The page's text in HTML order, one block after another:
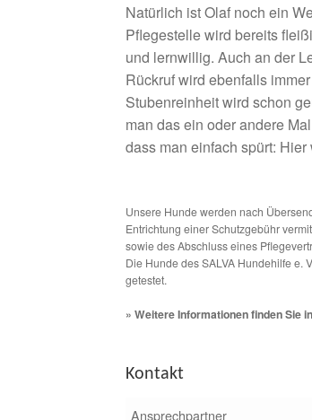
Natürlich ist Olaf noch ein
Pflegestelle wird bereits
und lernwillig. Auch an der
Rückruf wird ebenfalls
Stubenreinheit wird schon
man das ein oder andere
dass man einfach spürt:
Unsere Hunde werden nach
Entrichtung einer Schutzgebühr
sowie des Abschluss eines
Die Hunde des SALVA Hundehilfe e.
getestet.
» Weitere Informationen finden Sie
Kontakt
Ansprechpartner